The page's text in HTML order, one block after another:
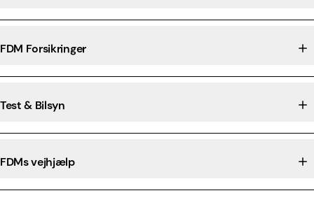
FDM Forsikringer
Test & Bilsyn
FDMs vejhjælp